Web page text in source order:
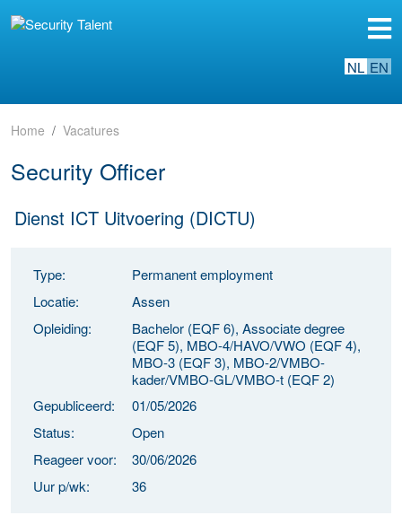
NL EN
Home Vacatures
Security Officer
Dienst ICT Uitvoering (DICTU)
Type:
Permanent employment
Locatie:
Assen
Opleiding:
Bachelor (EQF 6), Associate degree
(EQF 5), MBO-4/HAVO/VWO (EQF 4),
MBO-3 (EQF 3), MBO-2/VMBO-
kader/VMBO-GL/VMBO-t (EQF 2)
Gepubliceerd:
01/05/2026
Status:
Open
Reageer voor:
30/06/2026
Uur p/wk:
36